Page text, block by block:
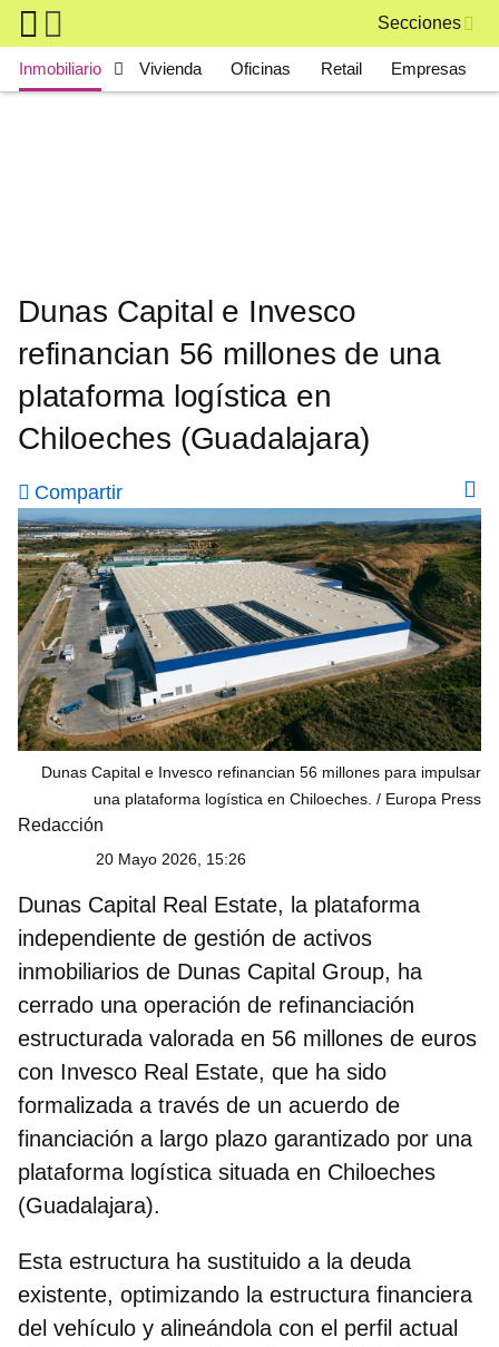
Skip to main content
Secciones
Main navigation
Inmobiliario Vivienda Oficinas Retail Empresas
Dunas Capital e Invesco
refinancian 56 millones de una
plataforma logística en
Chiloeches (Guadalajara)
Compartir
Dunas Capital e Invesco refinancian 56 millones para impulsar
una plataforma logística en Chiloeches.
Europa Press
Redacción
20 Mayo 2026, 15:26
Dunas Capital Real Estate, la plataforma
independiente de gestión de activos
inmobiliarios de Dunas Capital Group, ha
cerrado una operación de refinanciación
estructurada valorada en 56 millones de euros
con Invesco Real Estate, que ha sido
formalizada a través de un acuerdo de
financiación a largo plazo garantizado por una
plataforma logística situada en Chiloeches
(Guadalajara).
Esta estructura ha sustituido a la deuda
existente, optimizando la estructura financiera
del vehículo y alineándola con el perfil actual